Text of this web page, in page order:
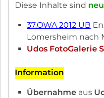
Diese Inhalte sind neu
37.OWA 2012 UB
Lomersheim nach
Udos FotoGalerie
Information
Übernahme aus